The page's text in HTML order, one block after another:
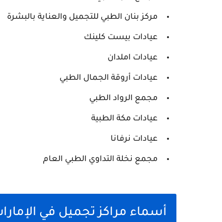
مركز بنان الطبي للتجميل والعناية بالبشرة
عيادات بيست كلينك
عيادات املدان
عيادات أروقة الجمال الطبي
مجمع الرواد الطبي
عيادات مكة الطبية
عيادات نرفانا
مجمع نخلة التداوي الطبي العام
أسماء مراكز تجميل في